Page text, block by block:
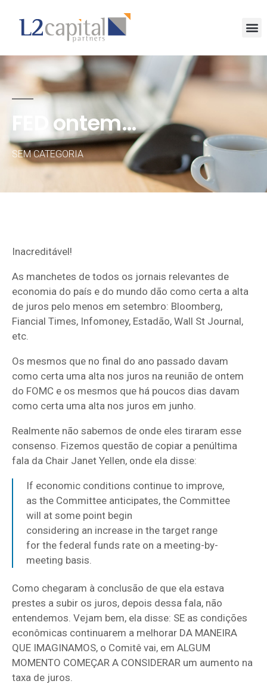
FED ontem…
SEM CATEGORIA
Inacreditável!
As manchetes de todos os jornais relevantes de
economia do país e do mundo dão como certa a alta
de juros pelo menos em setembro: Bloomberg,
Fiancial Times, Infomoney, Estadão, Wall St Journal,
etc.
Os mesmos que no final do ano passado davam
como certa uma alta nos juros na reunião de ontem
do FOMC e os mesmos que há poucos dias davam
como certa uma alta nos juros em junho.
Realmente não sabemos de onde eles tiraram esse
consenso. Fizemos questão de copiar a penúltima
fala da Chair Janet Yellen, onde ela disse:
If economic conditions continue to improve,
as the Committee anticipates, the Committee
will at some point begin
considering an increase in the target range
for the federal funds rate on a meeting-by-
meeting basis.
Como chegaram à conclusão de que ela estava
prestes a subir os juros, depois dessa fala, não
entendemos. Vejam bem, ela disse: SE as condições
econômicas continuarem a melhorar DA MANEIRA
QUE IMAGINAMOS, o Comitê vai, em ALGUM
MOMENTO COMEÇAR A CONSIDERAR um aumento na
taxa de juros.